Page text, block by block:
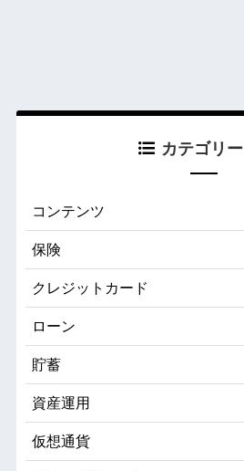
カテゴリー
コンテンツ
保険
クレジットカード
ローン
貯蓄
資産運用
仮想通貨